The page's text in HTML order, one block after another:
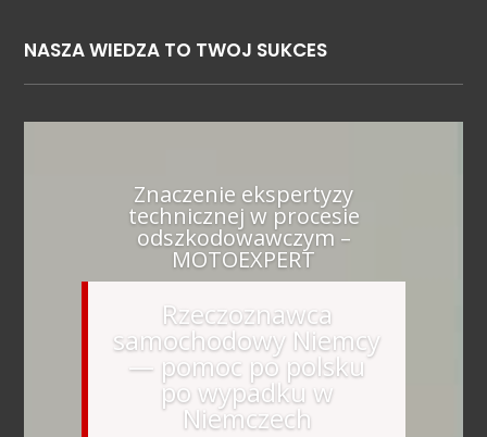
NASZA WIEDZA TO TWOJ SUKCES
Znaczenie ekspertyzy
technicznej w procesie
odszkodowawczym –
MOTOEXPERT
Rzeczoznawca
samochodowy Niemcy
— pomoc po polsku
po wypadku w
Niemczech